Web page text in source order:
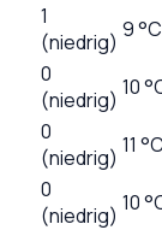
1
(niedrig) 9 °C
0
(niedrig) 10
0
(niedrig) 11
0
(niedrig) 10